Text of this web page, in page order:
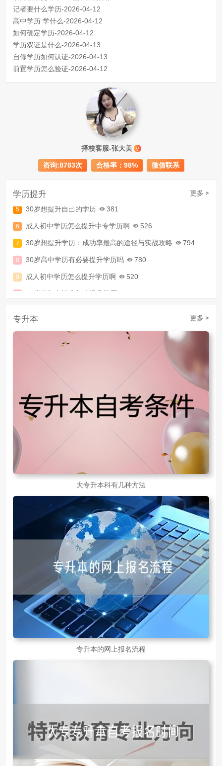
记者要什么学历-2026-04-12
高中学历 学什么-2026-04-12
如何确定学历-2026-04-12
学历双证是什么-2026-04-13
自修学历如何认证-2026-04-13
前置学历怎么验证-2026-04-12
择校客服-张大美 V
咨询:8783次 合格率：98% 微信联系
学历提升 更多 >
成人初中文凭怎么提升学历 740
成人大专学历提升多少钱 367
30岁怎么提升学历 218
30岁想提升自己的学历
成人初中学历怎么提升中专学历啊
30岁想提升学历：成功率最高的途径与实战攻略
30岁高中学历有必要提升学历吗 780
成人初中学历怎么提升学历啊
30岁了初中毕业怎么提升学历
成人大专学历提升多少钱
30岁怎么提升学历 218
成人初中学历怎么提升中专学历啊
专升本 更多 >
大专升本科有几种方法
专升本的网上报名流程